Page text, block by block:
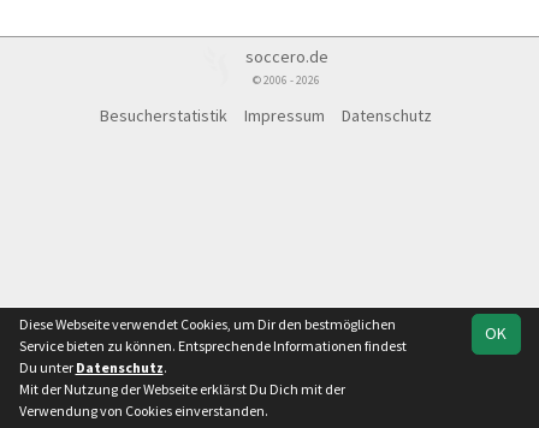
soccero.de
© 2006 - 2026
Besucherstatistik Impressum Datenschutz
OK
Diese Webseite verwendet Cookies, um Dir den bestmöglichen
Service bieten zu können. Entsprechende Informationen findest
Du unter Datenschutz.
Mit der Nutzung der Webseite erklärst Du Dich mit der
Verwendung von Cookies einverstanden.